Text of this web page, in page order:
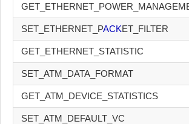
SET_ETHERNET_PACKET_FILTER
GET_ETHERNET_STATISTIC
SET_ATM_DATA_FORMAT
GET_ATM_DEVICE_STATISTICS
SET_ATM_DEFAULT_VC